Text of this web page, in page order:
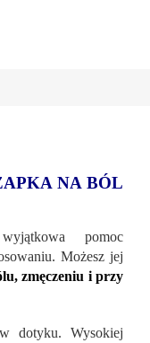
NA BÓL
pomoc
Możesz jej
zmęczeniu i przy
dotyku. Wysokiej